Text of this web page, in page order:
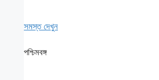
সমস্ত দেখুন
পশ্চিমবঙ্গ